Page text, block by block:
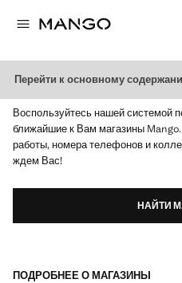
Перейти к основному
ГДЕ НАХОДИТСЯ
Воспользуйтесь нашей системой
ближайшие к Вам магазины
работы, номера телефонов и
ждем Вас!
НАЙТИ
ПОДРОБНЕЕ О МАГАЗИНЫ